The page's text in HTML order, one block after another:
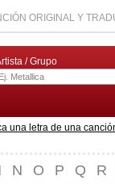
ORIGINAL Y
/ Grupo
una letra de una
N O P Q R